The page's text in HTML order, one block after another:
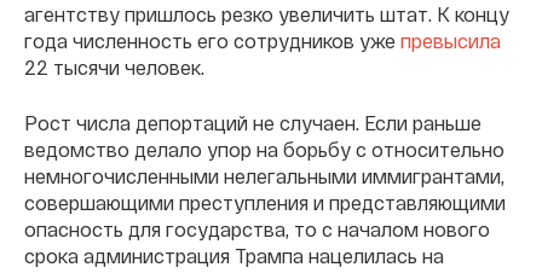
агентству пришлось резко увеличить штат. К концу
года численность его сотрудников уже превысила
22 тысячи человек.
Рост числа депортаций не случаен. Если раньше
ведомство делало упор на борьбу с относительно
немногочисленными нелегальными иммигрантами,
совершающими преступления и представляющими
опасность для государства, то с началом нового
срока администрация Трампа нацелилась на